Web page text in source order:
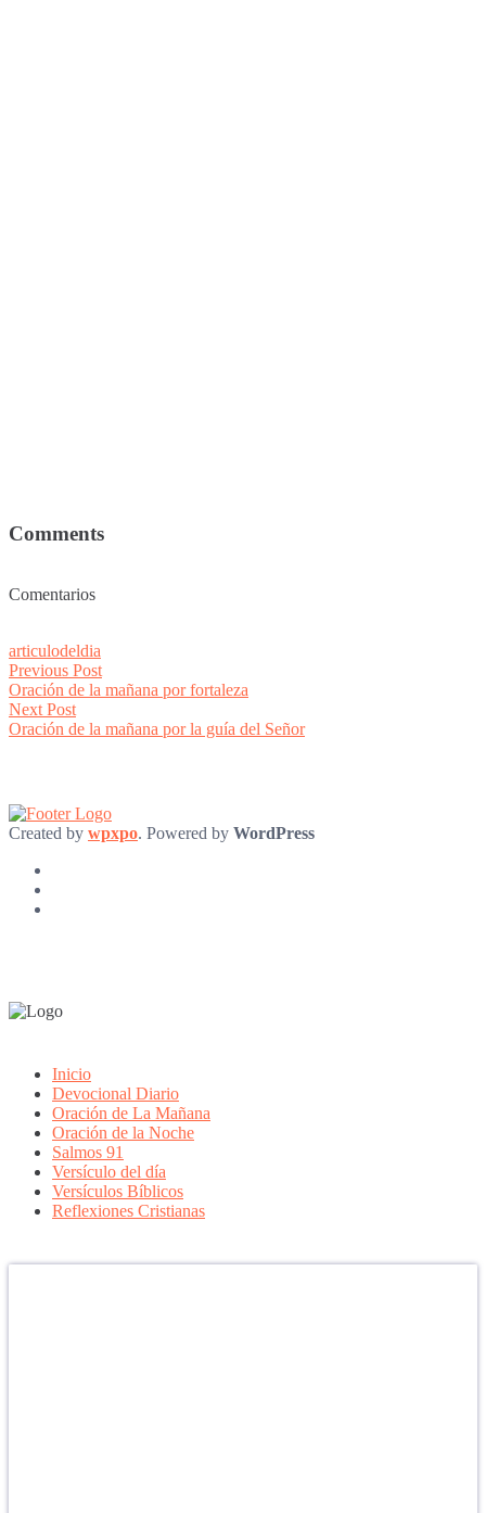
Comments
Comentarios
articulodeldia
Post
navigation
Previous PostPrevious
post:
Oración de la mañana por fortaleza
Next PostNext
post:
Oración de la mañana por la guía del Señor
Created by wpxpo. Powered by WordPress
Inicio
Devocional Diario
Oración de La Mañana
Oración de la Noche
Salmos 91
Versículo del día
Versículos Bíblicos
Reflexiones Cristianas